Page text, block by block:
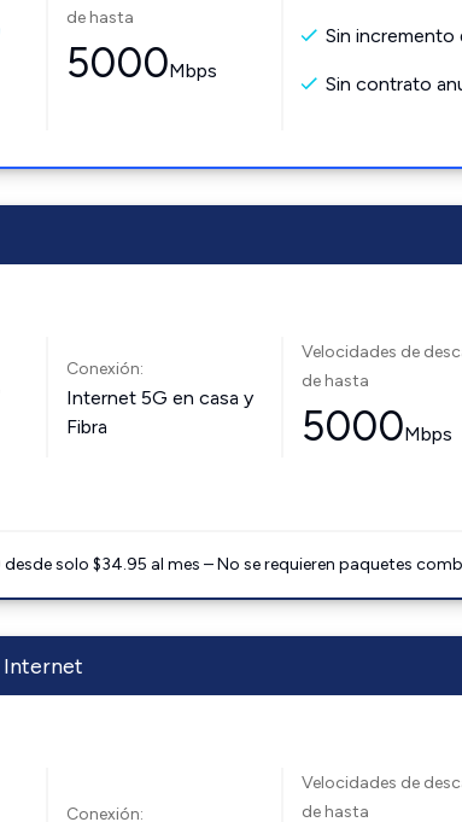
de hasta
5000Mbps
Sin incremento
Sin contrato
Conexión:
Internet 5G en casa y
Fibra
Velocidades de
de hasta
5000Mbps
desde solo $34.95 al mes – No se requieren paquetes
Conexión:
Velocidades de
de hasta